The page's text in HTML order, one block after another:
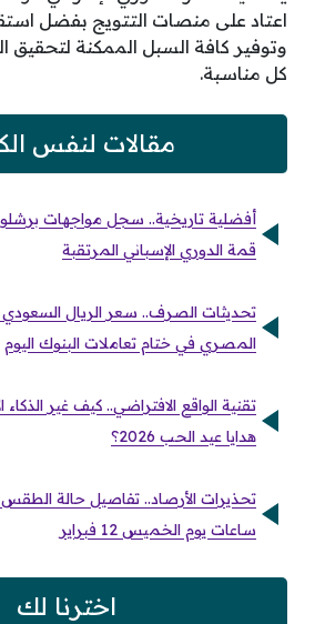
اعتاد على منصات التتويج بفضل
وتوفير كافة السبل الممكنة لتحقيق
كل مناسبة.
مقالات لنفس
أفضلية تاريخية.. سجل مواجهات
قمة الدوري الإسباني المرتقبة
تحديثات الصرف.. سعر الريال السعودي
المصري في ختام تعاملات البنوك اليوم
تقنية الواقع الافتراضي.. كيف غير
هدايا عيد الحب 2026؟
تحذيرات الأرصاد.. تفاصيل حالة
ساعات يوم الخميس 12 فبراير
اخترنا لك